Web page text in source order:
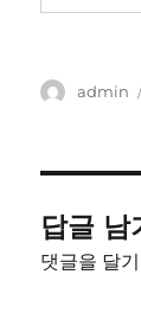
글
admin
답글 남
댓글을 달